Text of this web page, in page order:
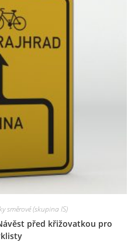
směrové (skupina IS)
před křižovatkou pro